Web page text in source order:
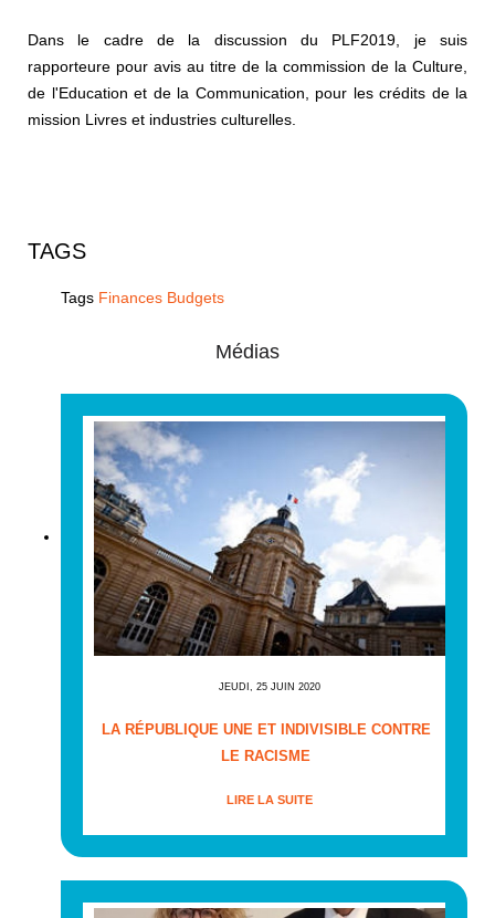
Dans le cadre de la discussion du PLF2019, je suis
rapporteure pour avis au titre de la commission de la Culture,
de l'Education et de la Communication, pour les crédits de la
mission Livres et industries culturelles.
TAGS
Tags Finances Budgets
Médias
JEUDI, 25 JUIN 2020
LA RÉPUBLIQUE UNE ET INDIVISIBLE CONTRE
LE RACISME
LIRE LA SUITE